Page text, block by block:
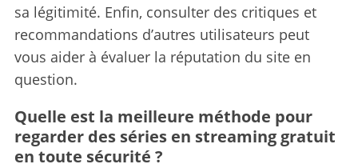
sa légitimité. Enfin, consulter des critiques et
recommandations d’autres utilisateurs peut
vous aider à évaluer la réputation du site en
question.
Quelle est la meilleure méthode pour
regarder des séries en streaming gratuit
en toute sécurité ?